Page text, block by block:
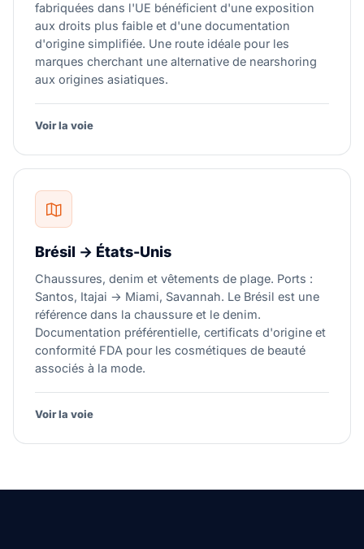
fabriquées dans l'UE bénéficient d'une exposition
aux droits plus faible et d'une documentation
d'origine simplifiée. Une route idéale pour les
marques cherchant une alternative de nearshoring
aux origines asiatiques.
Voir la voie
Brésil → États-Unis
Chaussures, denim et vêtements de plage. Ports :
Santos, Itajai → Miami, Savannah. Le Brésil est une
référence dans la chaussure et le denim.
Documentation préférentielle, certificats d'origine et
conformité FDA pour les cosmétiques de beauté
associés à la mode.
Voir la voie